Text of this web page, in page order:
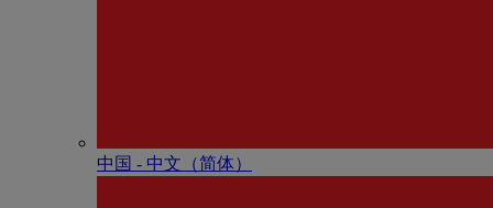
中国 - 中⽂（简体）